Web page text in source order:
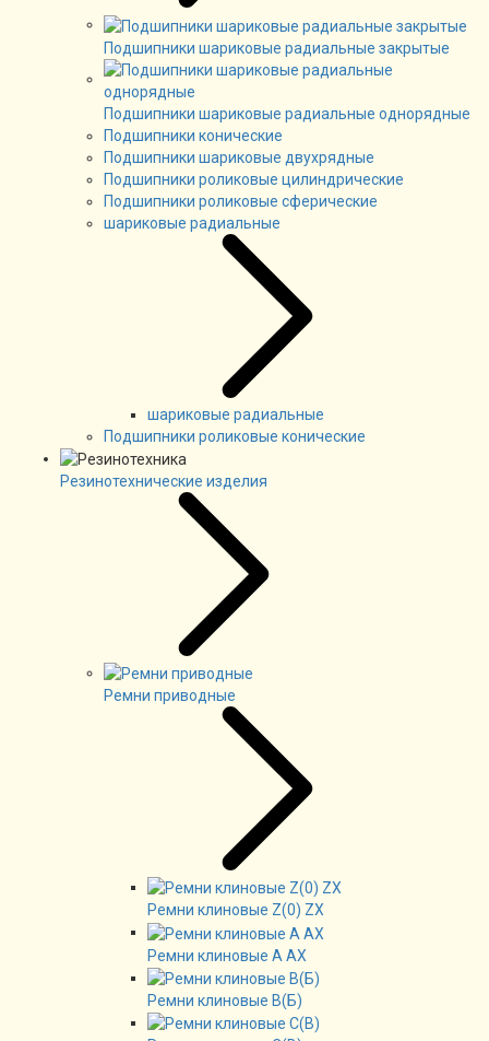
Подшипники шариковые радиальные закрытые
Подшипники шариковые радиальные однорядные
Подшипники конические
Подшипники шариковые двухрядные
Подшипники роликовые цилиндрические
Подшипники роликовые сферические
шариковые радиальные
шариковые радиальные
Подшипники роликовые конические
Резинотехнические изделия
Ремни приводные
Ремни клиновые Z(0) ZX
Ремни клиновые А AX
Ремни клиновые В(Б)